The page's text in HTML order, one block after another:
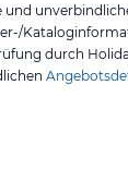
und
durch